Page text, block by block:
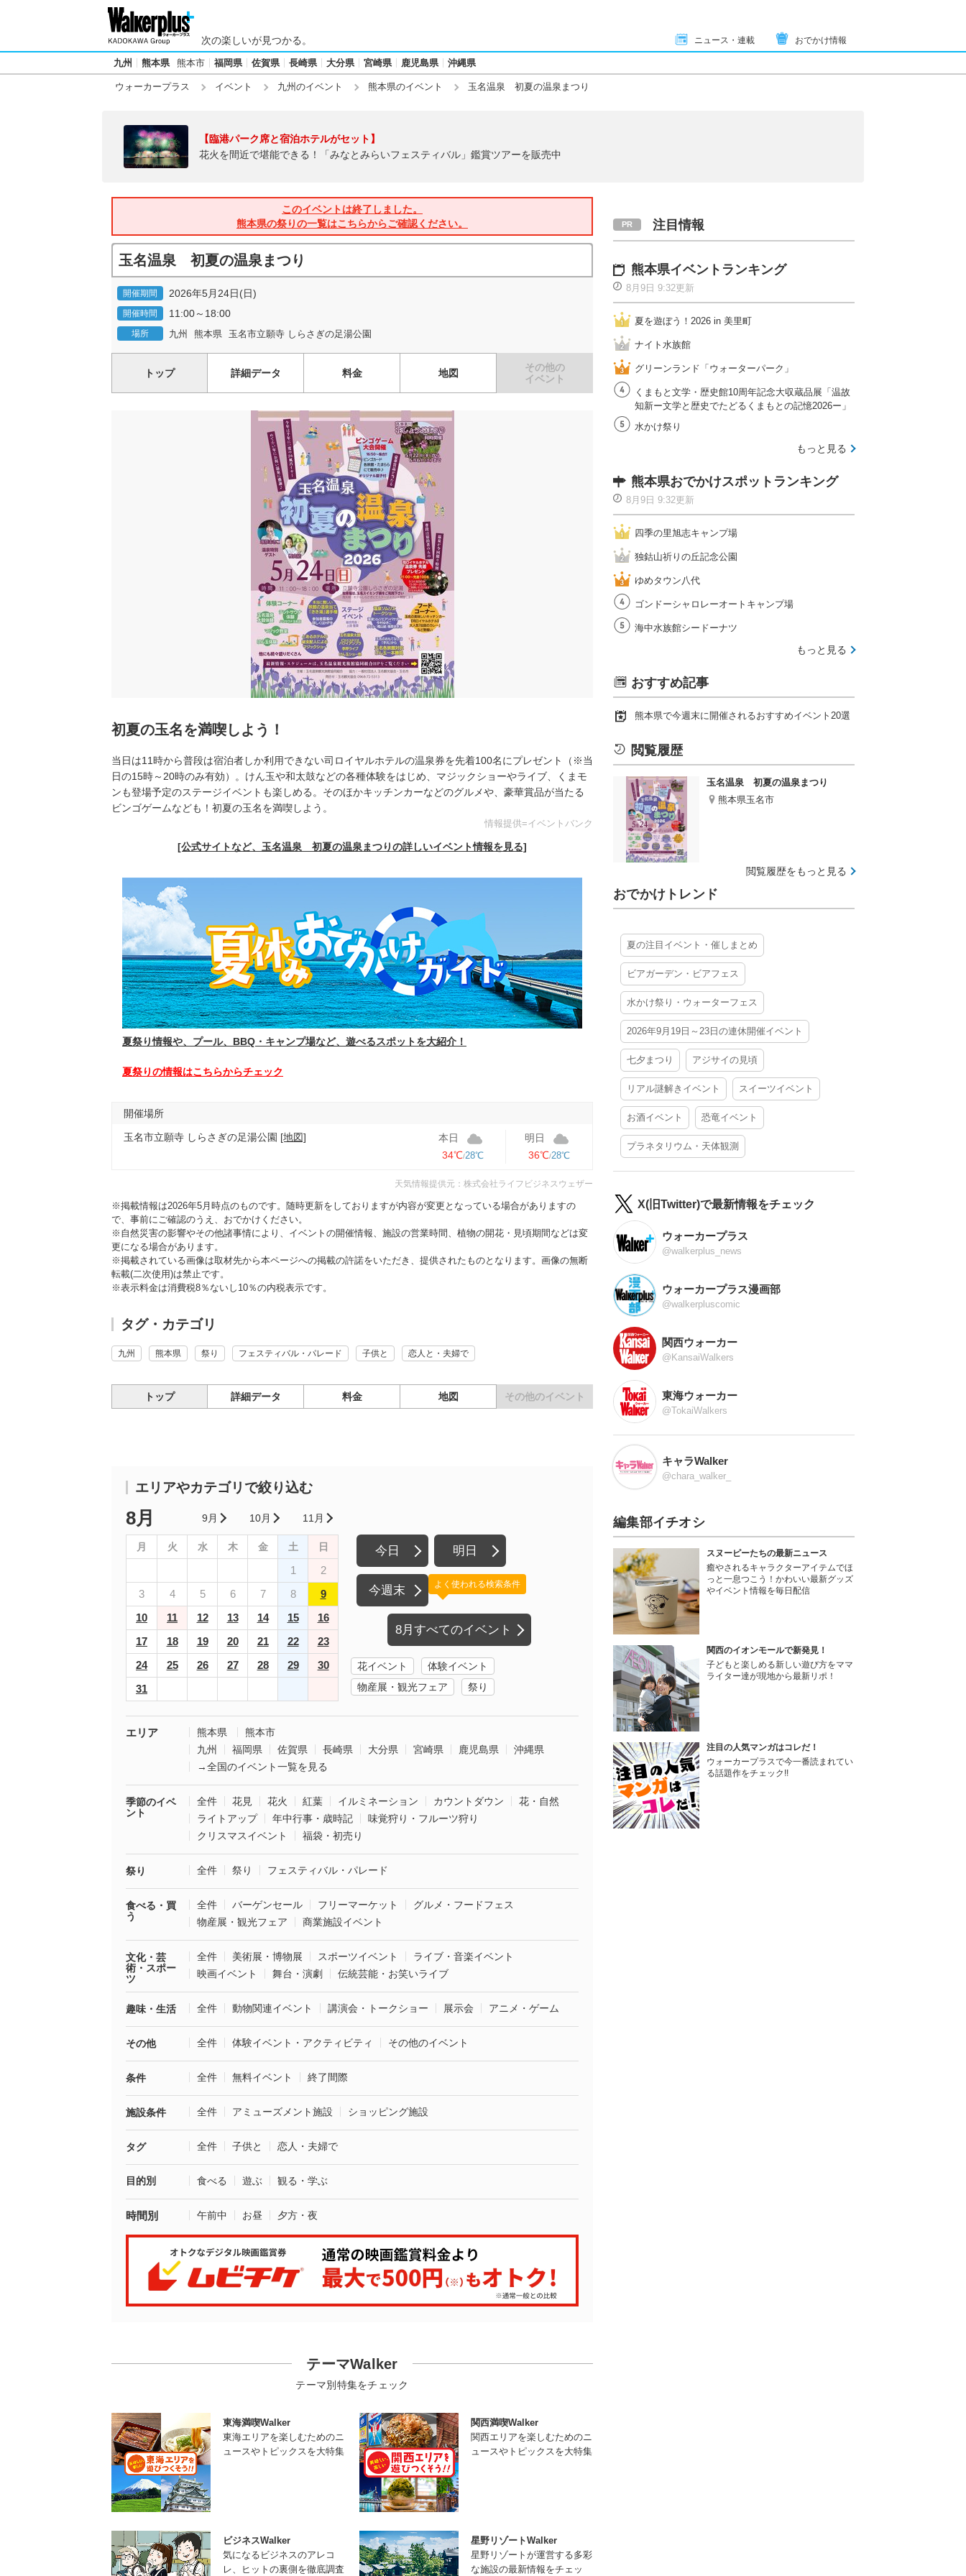
次の楽しいが見つかる。 ニュース・連載 おでかけ情報
九州 熊本県 熊本市 福岡県 佐賀県 長崎県 大分県 宮崎県 鹿児島県 沖縄県
ウォーカープラス イベント 九州のイベント 熊本県のイベント 玉名温泉 初夏の温泉まつり
【臨港パーク席と宿泊ホテルがセット】
花火を間近で堪能できる！「みなとみらいフェスティバル」鑑賞ツアーを販売中
このイベントは終了しました。
熊本県の祭りの一覧はこちらからご確認ください。
玉名温泉 初夏の温泉まつり
開催期間 2026年5月24日(日)
開催時間 11:00～18:00
場所 九州 熊本県 玉名市立願寺 しらさぎの足湯公園
トップ 詳細データ 料金 地図
その他の
イベント
初夏の玉名を満喫しよう！
当日は11時から普段は宿泊者しか利用できない司ロイヤルホテルの温泉券を先着100名にプレゼント（※当
日の15時～20時のみ有効）。けん玉や和太鼓などの各種体験をはじめ、マジックショーやライブ、くまモ
ンも登場予定のステージイベントも楽しめる。そのほかキッチンカーなどのグルメや、豪華賞品が当たる
ビンゴゲームなども！初夏の玉名を満喫しよう。
情報提供=イベントバンク
[公式サイトなど、玉名温泉 初夏の温泉まつりの詳しいイベント情報を見る]
夏祭り情報や、プール、BBQ・キャンプ場など、遊べるスポットを大紹介！
夏祭りの情報はこちらからチェック
開催場所
玉名市立願寺 しらさぎの足湯公園 [地図]
本日
34℃ 28℃
明日
36℃ 28℃
天気情報提供元：株式会社ライフビジネスウェザー
※掲載情報は2026年5月時点のものです。随時更新をしておりますが内容が変更となっている場合がありますの
で、事前にご確認のうえ、おでかけください。
※自然災害の影響やその他諸事情により、イベントの開催情報、施設の営業時間、植物の開花・見頃期間などは変
更になる場合があります。
※掲載されている画像は取材先から本ページへの掲載の許諾をいただき、提供されたものとなります。画像の無断
転載(二次使用)は禁止です。
※表示料金は消費税8％ないし10％の内税表示です。
タグ・カテゴリ
九州 熊本県 祭り フェスティバル・パレード 子供と 恋人と・夫婦で
トップ 詳細データ 料金 地図 その他のイベント
エリアやカテゴリで絞り込む
8月 9月 10月 11月
月 火 水 木 金 土 日
1
2
3
4 5 6 7 8
9
10
11 12 13 14 15
16
17
18 19 20 21 22
23
24
25 26 27 28 29
30
31
今日 明日
今週末
8月すべてのイベント
よく使われる検索条件
花イベント
体験イベント
物産展・観光フェア
祭り
エリア 熊本県
熊本市
九州
福岡県 佐賀県 長崎県 大分県 宮崎県 鹿児島県
沖縄県
→全国のイベント一覧を見る
季節のイベ
ント
全件 花見 花火 紅葉 イルミネーション カウントダウン
花・自然
ライトアップ
年中行事・歳時記
味覚狩り・フルーツ狩り
クリスマスイベント
福袋・初売り
祭り 全件 祭り フェスティバル・パレード
食べる・買
う
全件 バーゲンセール フリーマーケット
グルメ・フードフェス
物産展・観光フェア
商業施設イベント
文化・芸
術・スポー
ツ
全件 美術展・博物展 スポーツイベント
ライブ・音楽イベント
映画イベント
舞台・演劇 伝統芸能・お笑いライブ
趣味・生活 全件 動物関連イベント 講演会・トークショー 展示会 アニメ・ゲーム
その他 全件 体験イベント・アクティビティ その他のイベント
条件 全件 無料イベント 終了間際
施設条件 全件 アミューズメント施設 ショッピング施設
タグ 全件 子供と 恋人・夫婦で
目的別 食べる 遊ぶ 観る・学ぶ
時間別 午前中 お昼 夕方・夜
テーマWalker
テーマ別特集をチェック
東海満喫Walker
東海エリアを楽しむためのニ
ュースやトピックスを大特集
関西満喫Walker
関西エリアを楽しむためのニ
ュースやトピックスを大特集
ビジネスWalker
気になるビジネスのアレコ
レ、ヒットの裏側を徹底調査
星野リゾートWalker
星野リゾートが運営する多彩
な施設の最新情報をチェッ
注目情報
熊本県イベントランキング
8月9日 9:32更新
夏を遊ぼう！2026 in 美里町
ナイト水族館
グリーンランド「ウォーターパーク」
くまもと文学・歴史館10周年記念大収蔵品展「温故
知新ー文学と歴史でたどるくまもとの記憶2026ー」
水かけ祭り
もっと見る
熊本県おでかけスポットランキング
8月9日 9:32更新
四季の里旭志キャンプ場
独鈷山祈りの丘記念公園
ゆめタウン八代
ゴンドーシャロレーオートキャンプ場
海中水族館シードーナツ
もっと見る
おすすめ記事
熊本県で今週末に開催されるおすすめイベント20選
閲覧履歴
玉名温泉 初夏の温泉まつり
熊本県玉名市
閲覧履歴をもっと見る
おでかけトレンド
夏の注目イベント・催しまとめ
ビアガーデン・ビアフェス
水かけ祭り・ウォーターフェス
2026年9月19日～23日の連休開催イベント
七夕まつり アジサイの見頃
リアル謎解きイベント スイーツイベント
お酒イベント 恐竜イベント
プラネタリウム・天体観測
X(旧Twitter)で最新情報をチェック
ウォーカープラス
@walkerplus_news
ウォーカープラス漫画部
@walkerpluscomic
関西ウォーカー
@KansaiWalkers
東海ウォーカー
@TokaiWalkers
キャラWalker
@chara_walker_
編集部イチオシ
スヌーピーたちの最新ニュース
癒やされるキャラクターアイテムでほ
っと一息つこう！かわいい最新グッズ
やイベント情報を毎日配信
関西のイオンモールで新発見！
子どもと楽しめる新しい遊び方をママ
ライター達が現地から最新リポ！
注目の人気マンガはコレだ！
ウォーカープラスで今一番読まれてい
る話題作をチェック!!